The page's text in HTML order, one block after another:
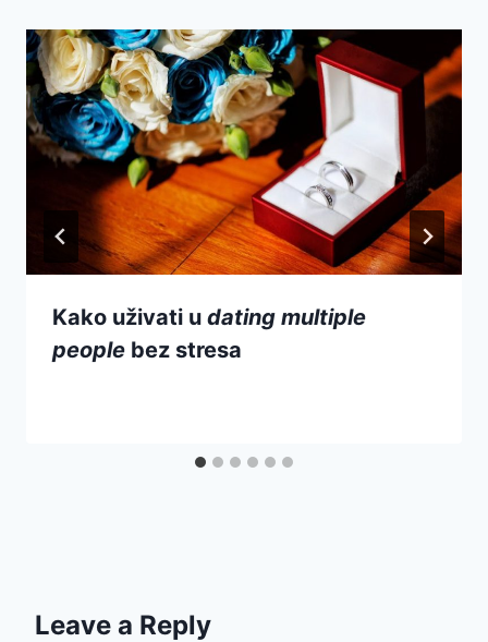
Kako uživati u dating multiple
people bez stresa
Leave a Reply